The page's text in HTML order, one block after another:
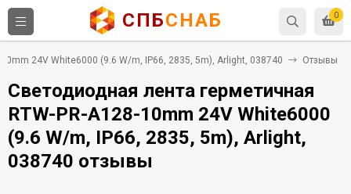
0
СПБСНАБ
24V White6000 (9.6 W/m, IP66, 2835, 5m), Arlight, 038740 Отзывы
Светодиодная лента герметичная
RTW-PR-A128-10mm 24V White6000
(9.6 W/m, IP66, 2835, 5m), Arlight,
038740 отзывы